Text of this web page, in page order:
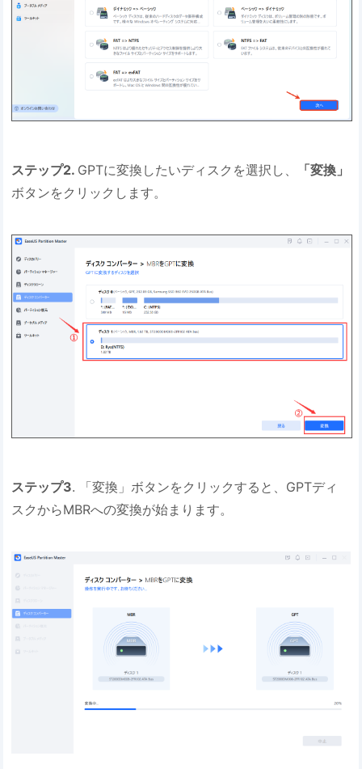
ステップ2. GPTに変換したいディスクを選択し、
「変換」
ボタンをクリックします。
ステップ3. 「変換」ボタンをクリックすると、GPTディ
スクからMBRへの変換が始まります。